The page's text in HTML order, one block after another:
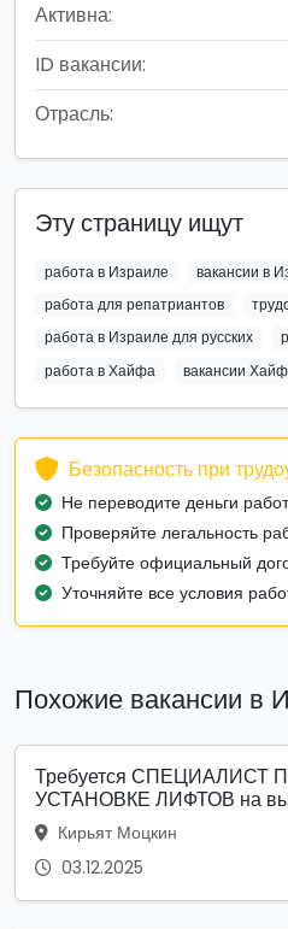
Активна:
ID вакансии:
Отрасль:
Эту страницу ищут
работа в Израиле
вакансии в
работа для репатриантов
работа в Израиле для русских
работа в Хайфа
вакансии
Безопасность при
Не переводите деньги
Проверяйте легальность
Требуйте официальный
Уточняйте все условия
Похожие вакансии в
Требуется СПЕЦИАЛИСТ
УСТАНОВКЕ ЛИФТОВ на
Кирьят Моцкин
03.12.2025